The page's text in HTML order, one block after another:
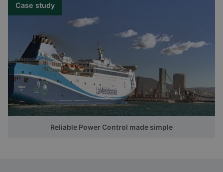
Case study
Reliable Power Control made simple